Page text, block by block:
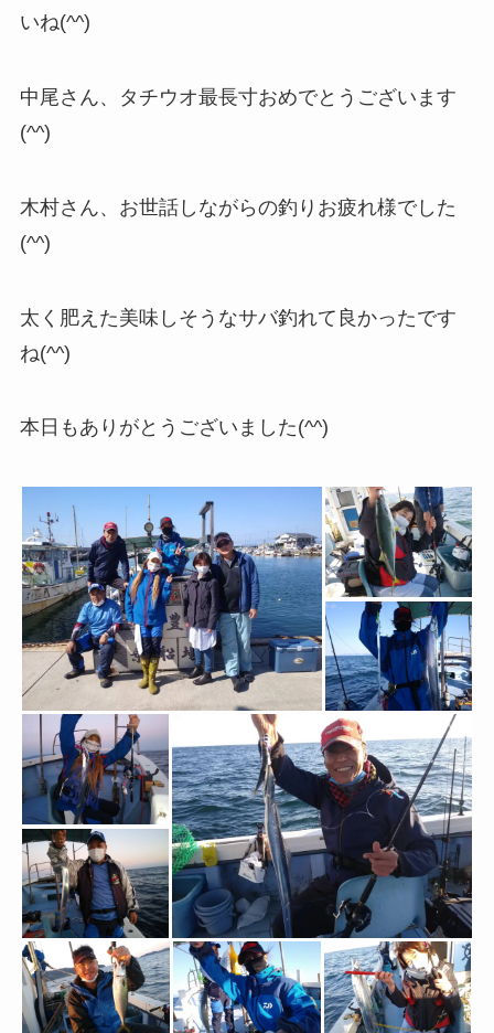
いね(^^)
中尾さん、タチウオ最長寸おめでとうございます
(^^)
木村さん、お世話しながらの釣りお疲れ様でした
(^^)
太く肥えた美味しそうなサバ釣れて良かったです
ね(^^)
本日もありがとうございました(^^)